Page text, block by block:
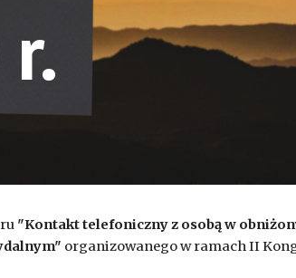
"Kontakt telefoniczny z osobą w
" organizowanego w ramach II